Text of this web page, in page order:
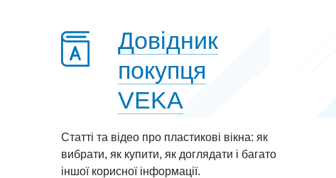
Довідник
покупця
VEKA
Статті та відео про пластиковi вікна: як
вибрати, як купити, як доглядати і багато
іншої корисної інформації.